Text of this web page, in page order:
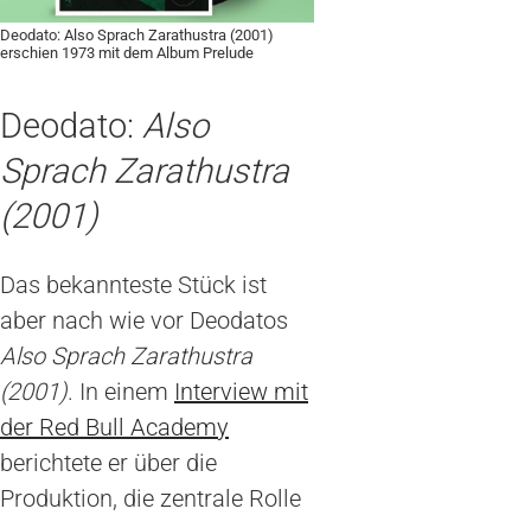
Deodato: Also Sprach Zarathustra (2001)
erschien 1973 mit dem Album Prelude
Deodato: Also
Sprach Zarathustra
(2001)
Das bekannteste Stück ist
aber nach wie vor Deodatos
Also Sprach Zarathustra
(2001). In einem Interview mit
der Red Bull Academy
berichtete er über die
Produktion, die zentrale Rolle